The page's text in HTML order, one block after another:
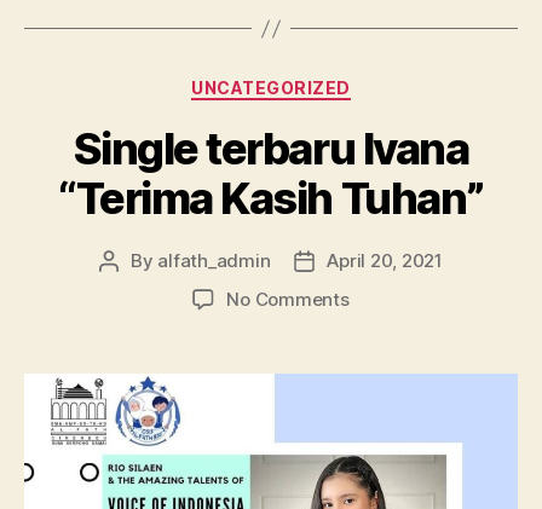
UNCATEGORIZED
Single terbaru Ivana
“Terima Kasih Tuhan”
By alfath_admin
April 20, 2021
No Comments